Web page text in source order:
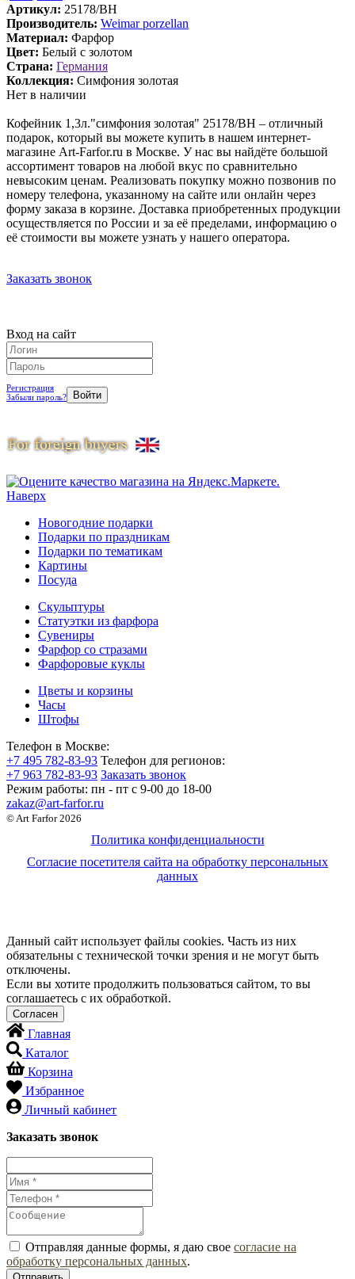
Артикул: 25178/BH
Производитель: Weimar porzellan
Материал: Фарфор
Цвет: Белый с золотом
Страна: Германия
Коллекция: Симфония золотая
Нет в наличии
Кофейник 1,3л."симфония золотая" 25178/BH – отличный
подарок, который вы можете купить в нашем интернет-
магазине Art-Farfor.ru в Москве. У нас вы найдёте большой
ассортимент товаров на любой вкус по сравнительно
невысоким ценам. Реализовать покупку можно позвонив по
номеру телефона, указанному на сайте или онлайн через
форму заказа в корзине. Доставка приобретенных продукции
осуществляется по России и за её пределами, информацию о
её стоимости вы можете узнать у нашего оператора.
Заказать звонок
Вход на сайт
Регистрация
Забыли пароль?
Наверх
Новогодние подарки
Подарки по праздникам
Подарки по тематикам
Картины
Посуда
Скульптуры
Статуэтки из фарфора
Сувениры
Фарфор со стразами
Фарфоровые куклы
Цветы и корзины
Часы
Штофы
Телефон в Москве:
+7 495 782-83-93 Телефон для регионов:
+7 963 782-83-93 Заказать звонок
Режим работы: пн - пт c 9-00 до 18-00
zakaz@art-farfor.ru
© Art Farfor 2026
Политика конфиденциальности
Согласие посетителя сайта на обработку персональных
данных
Данный сайт использует файлы cookies. Часть из них
обязательны с технической точки зрения и не могут быть
отключены.
Если вы хотите продолжить пользоваться сайтом, то вы
соглашаетесь с их обработкой.
Главная
Каталог
Корзина
Избранное
Личный кабинет
Заказать звонок
Отправляя данные формы, я даю свое согласие на
обработку персональных данных.